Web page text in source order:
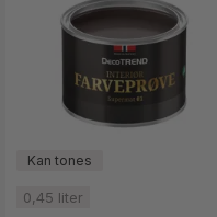
0,45 liter